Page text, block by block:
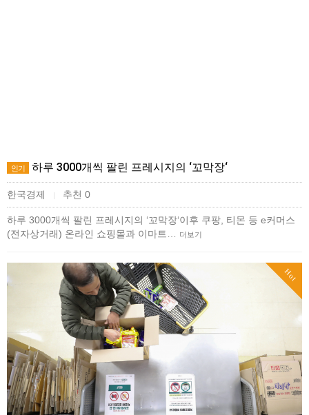
인기 하루 3000개씩 팔린 프레시지의 ‘꼬막장‘
한국경제 | 추천 0
하루 3000개씩 팔린 프레시지의 ‘꼬막장‘이후 쿠팡, 티몬 등 e커머스
(전자상거래) 온라인 쇼핑몰과 이마트…
더보기
Hot